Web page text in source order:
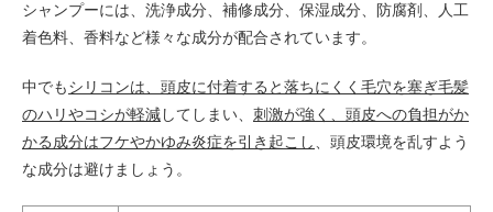
シャンプーには、洗浄成分、補修成分、保湿成分、防腐剤、人工
着色料、香料など様々な成分が配合されています。
中でもシリコンは、頭皮に付着すると落ちにくく毛穴を塞ぎ毛髪
のハリやコシが軽減してしまい、 刺激が強く、頭皮への負担がか
かる成分はフケやかゆみ炎症を引き起こし
、頭皮環境を乱すよう
な成分は避けましょう。